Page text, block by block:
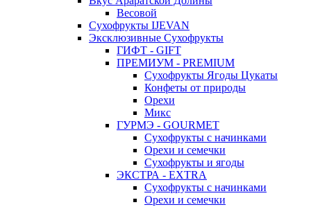
Весовой
Сухофрукты IJEVAN
Эксклюзивные Сухофрукты
ГИФТ - GIFT
ПРЕМИУМ - PREMIUM
Сухофрукты Ягоды Цукаты
Конфеты от природы
Орехи
Микс
ГУРМЭ - GOURMET
Сухофрукты с начинками
Орехи и семечки
Сухофрукты и ягоды
ЭКСТРА - EXTRA
Сухофрукты с начинками
Орехи и семечки